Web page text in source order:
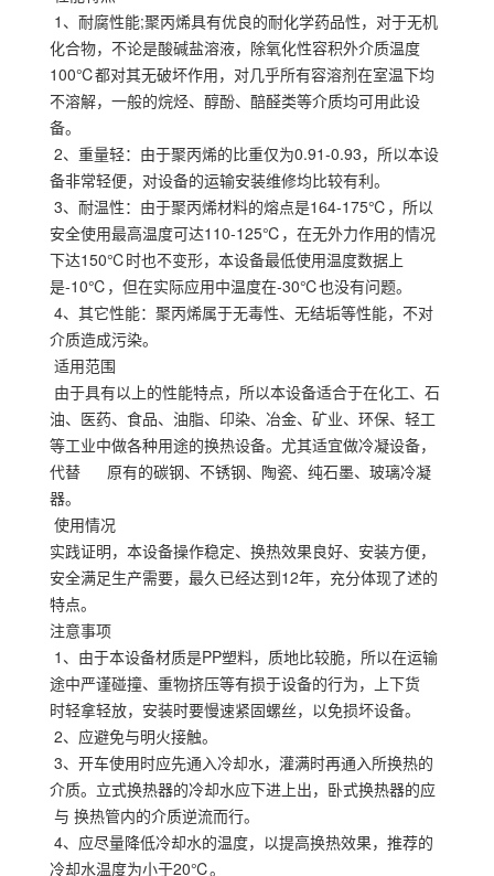
1、耐腐性能;聚丙烯具有优良的耐化学药品性，对于无机
化合物，不论是酸碱盐溶液，除氧化性容积外介质温度
100℃都对其无破坏作用，对几乎所有容溶剂在室温下均
不溶解，一般的烷烃、醇酚、醅醛类等介质均可用此设
备。
2、重量轻：由于聚丙烯的比重仅为0.91-0.93，所以本设
备非常轻便，对设备的运输安装维修均比较有利。
3、耐温性：由于聚丙烯材料的熔点是164-175℃，所以
安全使用最高温度可达110-125℃，在无外力作用的情况
下达150℃时也不变形，本设备最低使用温度数据上
是-10℃，但在实际应用中温度在-30℃也没有问题。
4、其它性能：聚丙烯属于无毒性、无结垢等性能，不对
介质造成污染。
适用范围
由于具有以上的性能特点，所以本设备适合于在化工、石
油、医药、食品、油脂、印染、冶金、矿业、环保、轻工
等工业中做各种用途的换热设备。尤其适宜做冷凝设备，
代替 原有的碳钢、不锈钢、陶瓷、纯石墨、玻璃冷凝
器。
使用情况
实践证明，本设备操作稳定、换热效果良好、安装方便，
安全满足生产需要，最久已经达到12年，充分体现了述的
特点。
注意事项
1、由于本设备材质是PP塑料，质地比较脆，所以在运输
途中严谨碰撞、重物挤压等有损于设备的行为，上下货
时轻拿轻放，安装时要慢速紧固螺丝，以免损坏设备。
2、应避免与明火接触。
3、开车使用时应先通入冷却水，灌满时再通入所换热的
介质。立式换热器的冷却水应下进上出，卧式换热器的应
与 换热管内的介质逆流而行。
4、应尽量降低冷却水的温度，以提高换热效果，推荐的
冷却水温度为小于20℃。